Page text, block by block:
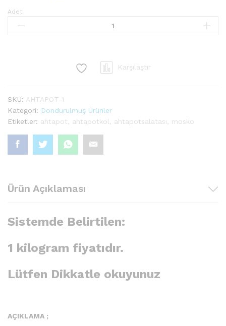
Ahtapot
2000/
Adet:
Karşılaştır
SKU: AHTAPOT-1
Kategori: Dondurulmuş Ürünler
Etiketler: ahtapot ahtapotkol ahtapotsalatası mosko
Ürün Açıklaması
Sistemde Belirtilen:
1 kilogram fiyatıdır.
Lütfen Dikkatle okuyunuz
AÇIKLAMA ;